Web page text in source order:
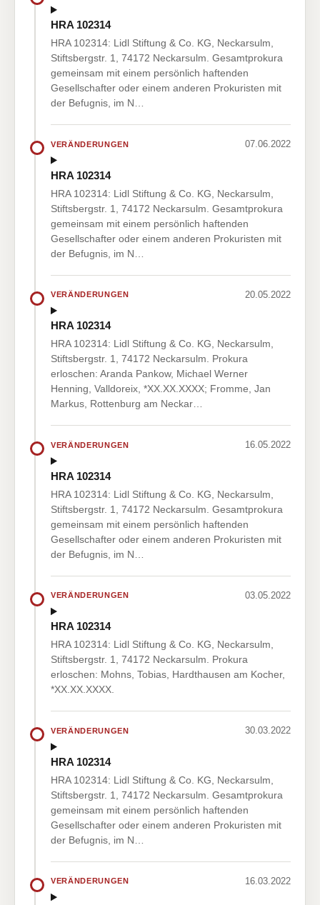
HRA 102314
HRA 102314: Lidl Stiftung & Co. KG, Neckarsulm,
Stiftsbergstr. 1, 74172 Neckarsulm. Gesamtprokura
gemeinsam mit einem persönlich haftenden
Gesellschafter oder einem anderen Prokuristen mit
der Befugnis, im N…
VERÄNDERUNGEN 07.06.2022
HRA 102314
HRA 102314: Lidl Stiftung & Co. KG, Neckarsulm,
Stiftsbergstr. 1, 74172 Neckarsulm. Gesamtprokura
gemeinsam mit einem persönlich haftenden
Gesellschafter oder einem anderen Prokuristen mit
der Befugnis, im N…
VERÄNDERUNGEN 20.05.2022
HRA 102314
HRA 102314: Lidl Stiftung & Co. KG, Neckarsulm,
Stiftsbergstr. 1, 74172 Neckarsulm. Prokura
erloschen: Aranda Pankow, Michael Werner
Henning, Valldoreix, *XX.XX.XXXX; Fromme, Jan
Markus, Rottenburg am Neckar…
VERÄNDERUNGEN 16.05.2022
HRA 102314
HRA 102314: Lidl Stiftung & Co. KG, Neckarsulm,
Stiftsbergstr. 1, 74172 Neckarsulm. Gesamtprokura
gemeinsam mit einem persönlich haftenden
Gesellschafter oder einem anderen Prokuristen mit
der Befugnis, im N…
VERÄNDERUNGEN 03.05.2022
HRA 102314
HRA 102314: Lidl Stiftung & Co. KG, Neckarsulm,
Stiftsbergstr. 1, 74172 Neckarsulm. Prokura
erloschen: Mohns, Tobias, Hardthausen am Kocher,
*XX.XX.XXXX.
VERÄNDERUNGEN 30.03.2022
HRA 102314
HRA 102314: Lidl Stiftung & Co. KG, Neckarsulm,
Stiftsbergstr. 1, 74172 Neckarsulm. Gesamtprokura
gemeinsam mit einem persönlich haftenden
Gesellschafter oder einem anderen Prokuristen mit
der Befugnis, im N…
VERÄNDERUNGEN 16.03.2022